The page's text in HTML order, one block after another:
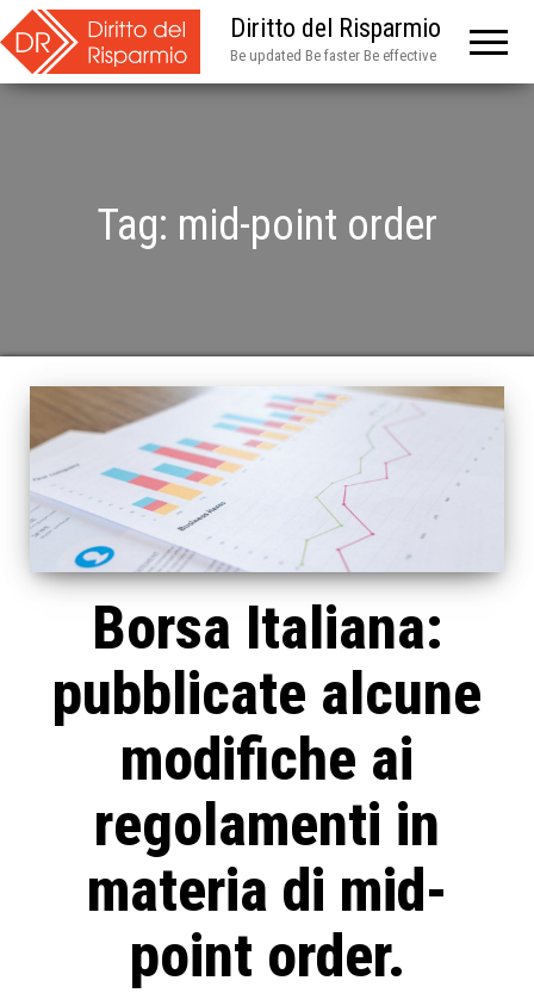
Diritto del Risparmio
Be updated Be faster Be effective
Tag: mid-point order
Borsa Italiana:
pubblicate alcune
modifiche ai
regolamenti in
materia di mid-
point order.